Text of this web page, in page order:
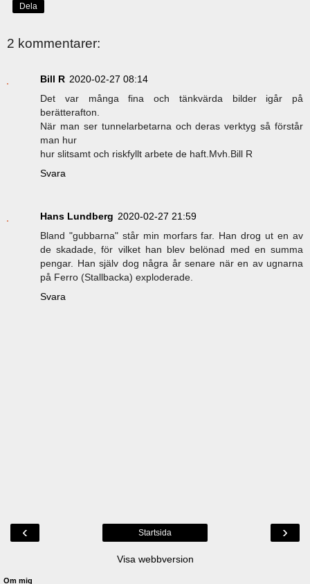
Dela
2 kommentarer:
Bill R 2020-02-27 08:14
Det var många fina och tänkvärda bilder igår på
berätterafton.
När man ser tunnelarbetarna och deras verktyg så förstår
man hur
hur slitsamt och riskfyllt arbete de haft.Mvh.Bill R
Svara
Hans Lundberg 2020-02-27 21:59
Bland "gubbarna" står min morfars far. Han drog ut en av
de skadade, för vilket han blev belönad med en summa
pengar. Han själv dog några år senare när en av ugnarna
på Ferro (Stallbacka) exploderade.
Svara
‹ ›
Startsida
Visa webbversion
Om mig